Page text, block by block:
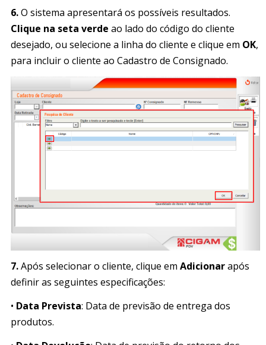
6.O sistema apresentará os possíveis resultados.
Clique na seta verde ao lado do código do cliente
desejado, ou selecione a linha do cliente e clique em OK,
para incluir o cliente ao Cadastro de Consignado.
7.Após selecionar o cliente, clique em Adicionarapós
definir as seguintes especificações:
• Data Prevista: Data de previsão de entrega dos
produtos.